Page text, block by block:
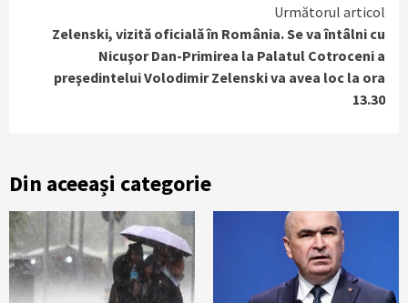
Următorul articol
Zelenski, vizită oficială în România. Se va întâlni cu
Nicuşor Dan-Primirea la Palatul Cotroceni a
preşedintelui Volodimir Zelenski va avea loc la ora
13.30
Din aceeași categorie